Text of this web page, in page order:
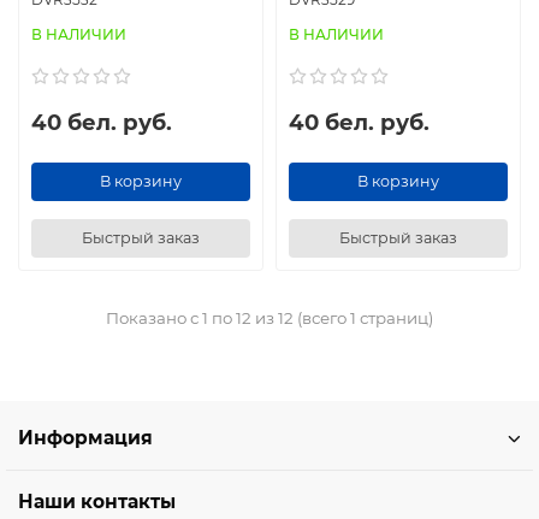
В НАЛИЧИИ
40 бел. руб.
В корзину
Быстрый заказ
В НАЛИЧИИ
40 бел. руб.
В корзину
Быстрый заказ
Показано с 1 по 12 из 12 (всего 1 страниц)
Информация
Наши контакты